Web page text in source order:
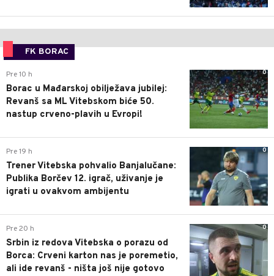
FK BORAC
0
Pre 10 h
Borac u Mađarskoj obilježava jubilej:
Revanš sa ML Vitebskom biće 50.
nastup crveno-plavih u Evropi!
0
Pre 19 h
Trener Vitebska pohvalio Banjalučane:
Publika Borčev 12. igrač, uživanje je
igrati u ovakvom ambijentu
0
Pre 20 h
Srbin iz redova Vitebska o porazu od
Borca: Crveni karton nas je poremetio,
ali ide revanš - ništa još nije gotovo